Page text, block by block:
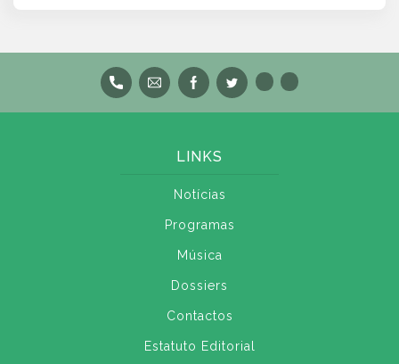
LINKS
Notícias
Programas
Música
Dossiers
Contactos
Estatuto Editorial